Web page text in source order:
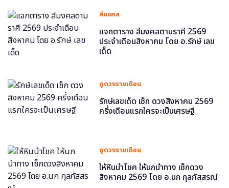
สีมงคล
แจกตาราง สีมงคลตามราศี 2569
ประจำเดือนสิงหาคม โดย อ.รักษ์ เลข
เด็ด
ดูดวงรายเดือน
รักษ์เลขเด็ด เช็ก ดวงสิงหาคม 2569
ครึ่งเดือนแรกใครจะเป็นเศรษฐี
ดูดวงรายเดือน
ให้หินนำโชค ให้นกนำทาง เช็กดวง
สิงหาคม 2569 โดย อ.นก กุลภัสสรณ์